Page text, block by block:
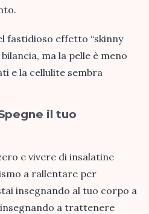
fastidioso effetto “skinny
ma la pelle è meno
e la cellulite sembra
il tuo
e vivere di insalatine
a rallentare per
insegnando al tuo corpo a
a trattenere